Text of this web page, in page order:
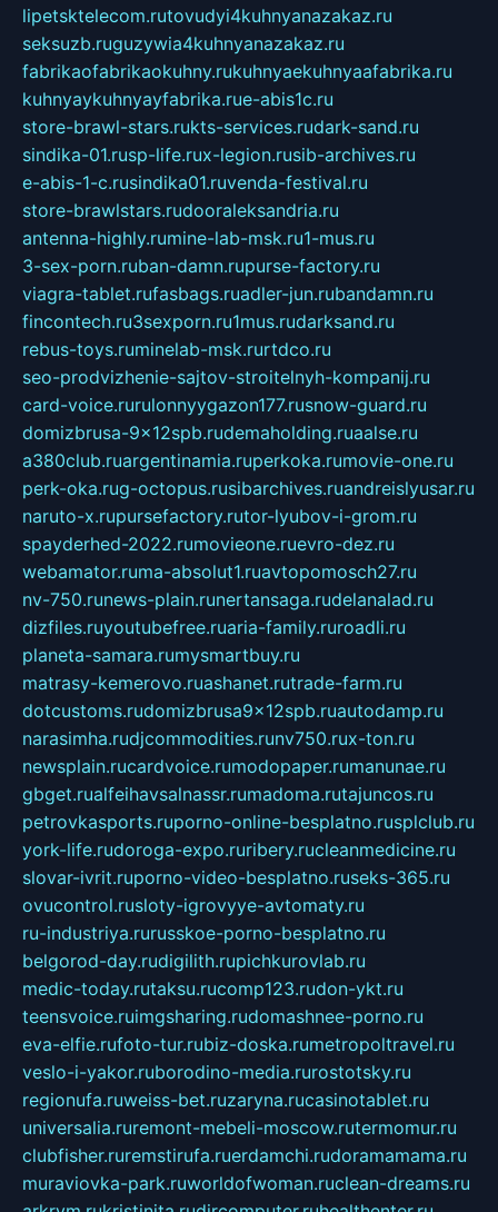
lipetsktelecom.rutovudyi4kuhnyanazakaz.ru
seksuzb.ruguzywia4kuhnyanazakaz.ru
fabrikaofabrikaokuhny.rukuhnyaekuhnyaafabrika.ru
kuhnyaykuhnyayfabrika.rue-abis1c.ru
store-brawl-stars.rukts-services.rudark-sand.ru
sindika-01.rusp-life.rux-legion.rusib-archives.ru
e-abis-1-c.rusindika01.ruvenda-festival.ru
store-brawlstars.rudooraleksandria.ru
antenna-highly.rumine-lab-msk.ru1-mus.ru
3-sex-porn.ruban-damn.rupurse-factory.ru
viagra-tablet.rufasbags.ruadler-jun.rubandamn.ru
fincontech.ru3sexporn.ru1mus.rudarksand.ru
rebus-toys.ruminelab-msk.rurtdco.ru
seo-prodvizhenie-sajtov-stroitelnyh-kompanij.ru
card-voice.rurulonnyygazon177.rusnow-guard.ru
domizbrusa-9x12spb.rudemaholding.ruaalse.ru
a380club.ruargentinamia.ruperkoka.rumovie-one.ru
perk-oka.rug-octopus.rusibarchives.ruandreislyusar.ru
naruto-x.rupursefactory.rutor-lyubov-i-grom.ru
spayderhed-2022.rumovieone.ruevro-dez.ru
webamator.ruma-absolut1.ruavtopomosch27.ru
nv-750.runews-plain.runertansaga.rudelanalad.ru
dizfiles.ruyoutubefree.ruaria-family.ruroadli.ru
planeta-samara.rumysmartbuy.ru
matrasy-kemerovo.ruashanet.rutrade-farm.ru
dotcustoms.rudomizbrusa9x12spb.ruautodamp.ru
narasimha.rudjcommodities.runv750.rux-ton.ru
newsplain.rucardvoice.rumodopaper.rumanunae.ru
gbget.rualfeihavsalnassr.rumadoma.rutajuncos.ru
petrovkasports.ruporno-online-besplatno.rusplclub.ru
york-life.rudoroga-expo.ruribery.rucleanmedicine.ru
slovar-ivrit.ruporno-video-besplatno.ruseks-365.ru
ovucontrol.rusloty-igrovyye-avtomaty.ru
ru-industriya.rurusskoe-porno-besplatno.ru
belgorod-day.rudigilith.rupichkurovlab.ru
medic-today.rutaksu.rucomp123.rudon-ykt.ru
teensvoice.ruimgsharing.rudomashnee-porno.ru
eva-elfie.rufoto-tur.rubiz-doska.rumetropoltravel.ru
veslo-i-yakor.ruborodino-media.rurostotsky.ru
regionufa.ruweiss-bet.ruzaryna.rucasinotablet.ru
universalia.ruremont-mebeli-moscow.rutermomur.ru
clubfisher.ruremstirufa.ruerdamchi.rudoramamama.ru
muraviovka-park.ruworldofwoman.ruclean-dreams.ru